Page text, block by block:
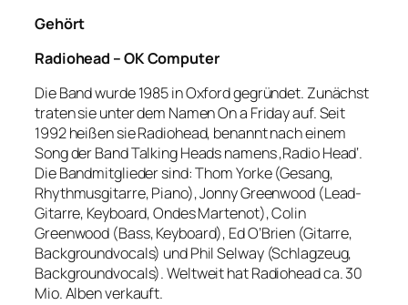
Gehört
Radiohead – OK Computer
Die Band wurde 1985 in Oxford gegründet. Zunächst
traten sie unter dem Namen On a Friday auf. Seit
1992 heißen sie Radiohead, benannt nach einem
Song der Band Talking Heads namens ‚Radio Head‘.
Die Bandmitglieder sind: Thom Yorke (Gesang,
Rhythmusgitarre, Piano), Jonny Greenwood (Lead-
Gitarre, Keyboard, Ondes Martenot), Colin
Greenwood (Bass, Keyboard), Ed O’Brien (Gitarre,
Backgroundvocals) und Phil Selway (Schlagzeug,
Backgroundvocals). Weltweit hat Radiohead ca. 30
Mio. Alben verkauft.